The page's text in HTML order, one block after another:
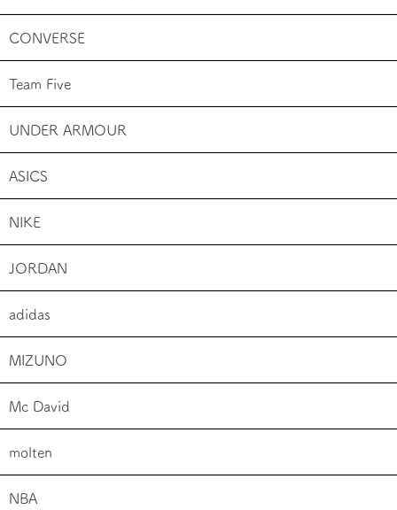
CONVERSE
Team Five
UNDER ARMOUR
ASICS
NIKE
JORDAN
adidas
MIZUNO
Mc David
molten
NBA